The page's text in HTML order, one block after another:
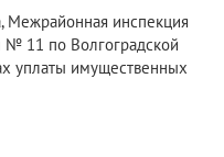
Межрайонная инспекция
11 по Волгоградской
уплаты имущественных